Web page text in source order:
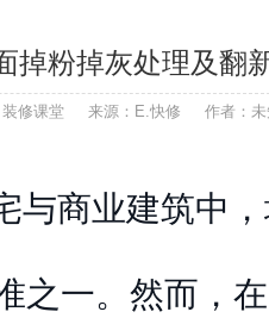
掉粉掉灰处理及翻
装修课堂 来源：E.快修 作者：
与商业建筑中
之一。然而，